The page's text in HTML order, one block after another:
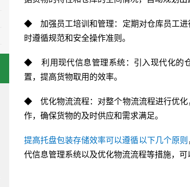
◆ 加强员工培训和管理：定期对仓库员工进
时遵循规范和安全操作准则。
◆ 利用现代信息管理系统：引入现代化的
置，提高货物取用的效率。
◆ 优化物流流程：对整个物流流程进行优化
作，确保货物的及时供应和需求满足。
提高托盘包装存储效率可以遵循以下几个原则
代信息管理系统以及优化物流流程等措施，可